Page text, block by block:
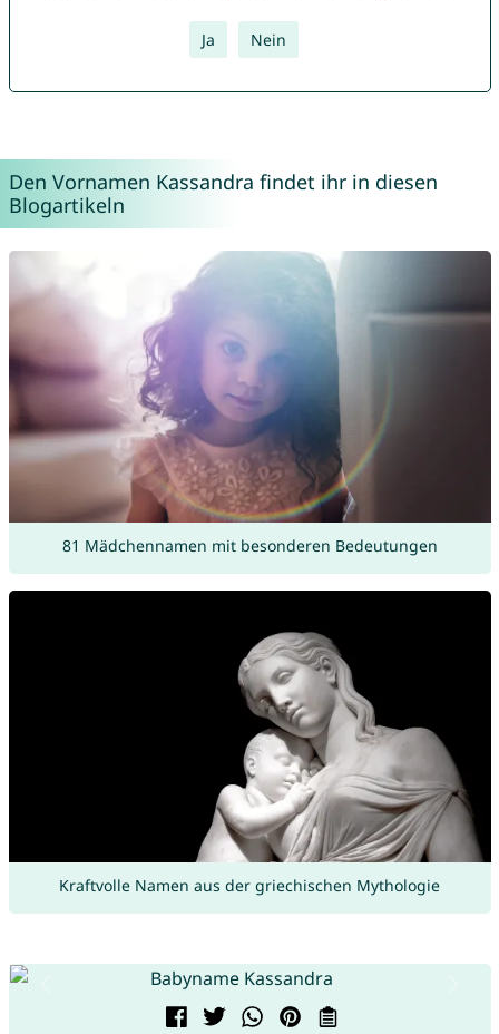
Ja Nein
Den Vornamen Kassandra findet ihr in diesen
Blogartikeln
81 Mädchennamen mit besonderen Bedeutungen
Kraftvolle Namen aus der griechischen Mythologie